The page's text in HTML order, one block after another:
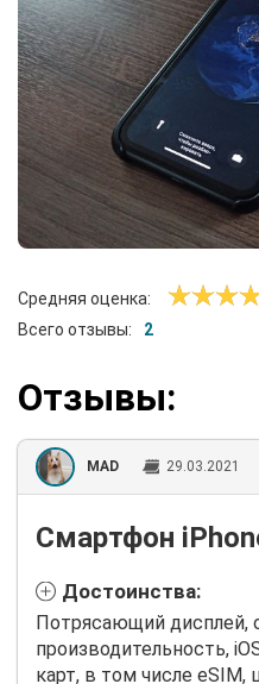
Средняя оценка:
Всего отзывы:
2
Отзывы:
MAD 29.03.2021
Смартфон
Достоинства:
Потрясающий дисплей,
производительность,
карт, в том числе eSIM,